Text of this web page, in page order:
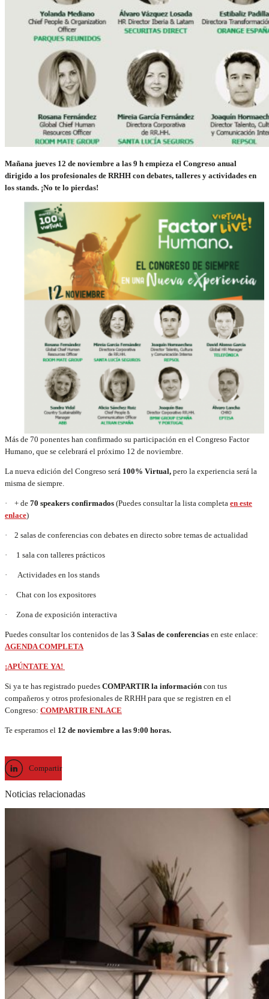
Mañana jueves 12 de noviembre a las 9 h empieza el Congreso anual
dirigido a los profesionales de RRHH con debates, talleres y actividades en
los stands. ¡No te lo pierdas!
Más de 70 ponentes han confirmado su participación en el Congreso Factor
Humano, que se celebrará el próximo 12 de noviembre.
La nueva edición del Congreso será 100% Virtual, pero la experiencia será la
misma de siempre.
· + de 70 speakers confirmados (Puedes consultar la lista completa en este
enlace)
· 2 salas de conferencias con debates en directo sobre temas de actualidad
· 1 sala con talleres prácticos
· Actividades en los stands
· Chat con los expositores
· Zona de exposición interactiva
Puedes consultar los contenidos de las 3 Salas de conferencias en este enlace:
AGENDA COMPLETA
¡APÚNTATE YA!
Si ya te has registrado puedes COMPARTIR la información con tus
compañeros y otros profesionales de RRHH para que se registren en el
Congreso: COMPARTIR ENLACE
Te esperamos el 12 de noviembre a las 9:00 horas.
Compartir
Noticias relacionadas